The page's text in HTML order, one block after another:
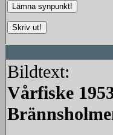
Bildtext:
Vårfiske